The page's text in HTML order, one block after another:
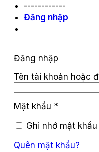
------------
Đăng nhập
Đăng nhập
Tên tài khoản hoặc
Mật khẩu *
Ghi nhớ mật khẩu
Quên mật khẩu?